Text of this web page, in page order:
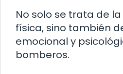
No solo se trata de
física, sino también
emocional y
bomberos.